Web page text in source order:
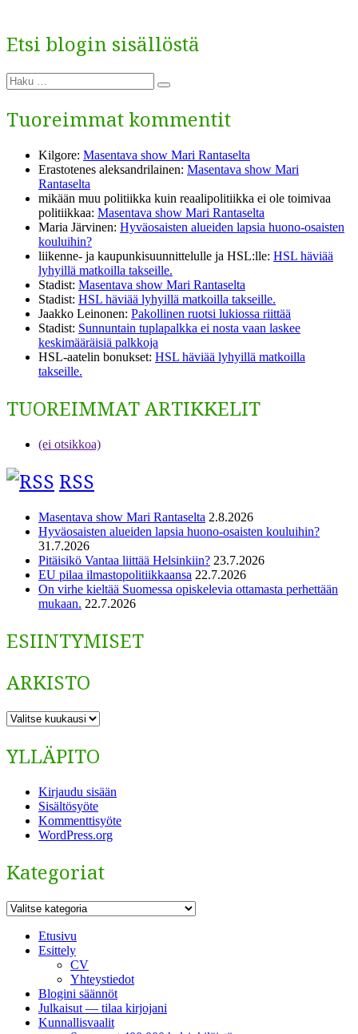
Etsi blogin sisällöstä
Etsi:
Haku
Tuoreimmat kommentit
Kilgore: Masentava show Mari Rantaselta
Erastotenes aleksandrilainen: Masentava show Mari
Rantaselta
mikään muu politiikka kuin reaalipolitiikka ei ole toimivaa
politiikkaa: Masentava show Mari Rantaselta
Maria Järvinen: Hyväosaisten alueiden lapsia huono-osaisten
kouluihin?
liikenne- ja kaupunkisuunnittelulle ja HSL:lle: HSL häviää
lyhyillä matkoilla takseille.
Stadist: Masentava show Mari Rantaselta
Stadist: HSL häviää lyhyillä matkoilla takseille.
Jaakko Leinonen: Pakollinen ruotsi lukiossa riittää
Stadist: Sunnuntain tuplapalkka ei nosta vaan laskee
keskimääräisiä palkkoja
HSL-aatelin bonukset: HSL häviää lyhyillä matkoilla
takseille.
TUOREIMMAT ARTIKKELIT
(ei otsikkoa)
RSS
Masentava show Mari Rantaselta 2.8.2026
Hyväosaisten alueiden lapsia huono-osaisten kouluihin?
31.7.2026
Pitäisikö Vantaa liittää Helsinkiin? 23.7.2026
EU pilaa ilmastopolitiikkaansa 22.7.2026
On virhe kieltää Suomessa opiskelevia ottamasta perhettään
mukaan. 22.7.2026
ESIINTYMISET
ARKISTO
ARKISTO
YLLÄPITO
Kirjaudu sisään
Sisältösyöte
Kommenttisyöte
WordPress.org
Kategoriat
Kategoriat
Etusivu
Esittely
CV
Yhteystiedot
Blogini säännöt
Julkaisut — tilaa kirjojani
Kunnallisvaalit